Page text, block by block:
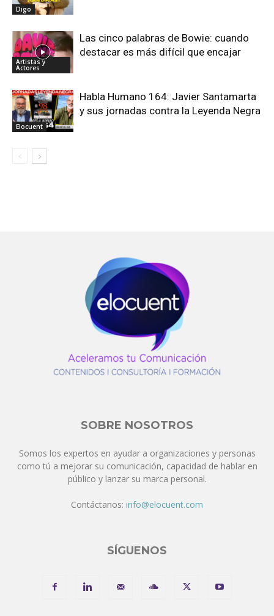
Digo
Artistas y
Actores
Las cinco palabras de Bowie: cuando
destacar es más difícil que encajar
Elocuent
Habla Humano 164: Javier Santamarta
y sus jornadas contra la Leyenda Negra
SOBRE NOSOTROS
Somos los expertos en ayudar a organizaciones y personas
como tú a mejorar su comunicación, capacidad de hablar en
público y lanzar su marca personal.
Contáctanos: info@elocuent.com
SÍGUENOS